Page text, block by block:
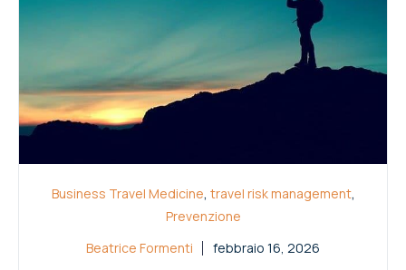
Business Travel Medicine, travel risk management,
Prevenzione
Beatrice Formenti
febbraio 16, 2026